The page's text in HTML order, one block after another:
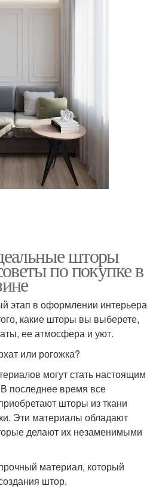
шторы
по покупке в
этап в оформлении интерьера
какие шторы вы выберете,
ее атмосфера и уют.
или рогожка?
могут стать настоящим
последнее время все
шторы из ткани
Эти материалы обладают
делают их незаменимыми
материал, который
штор.